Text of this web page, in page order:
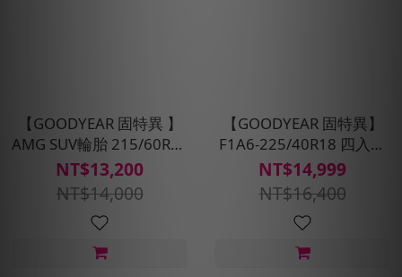
【GOODYEAR 固特異 】
AMG SUV輪胎 215/60R17
四入組(含免費安裝、定位
平衡)
NT$13,200
NT$14,000
【GOODYEAR 固特異】
F1A6-225/40R18 四入組
輪胎 (超高性能操控胎)含安
裝定位平衡
NT$14,999
NT$16,400